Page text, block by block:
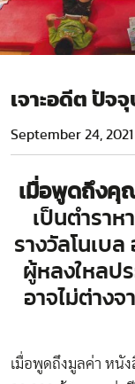
เจาะอดีต ปัจ
September 24, 2021
เมื่อพูดถึงคุ
เป็นตำรา
รางวัลโนเบ
ผู้หลงใหลป
อาจไม่ต่าง
เมื่อพูดถึงมูลค่า หนั